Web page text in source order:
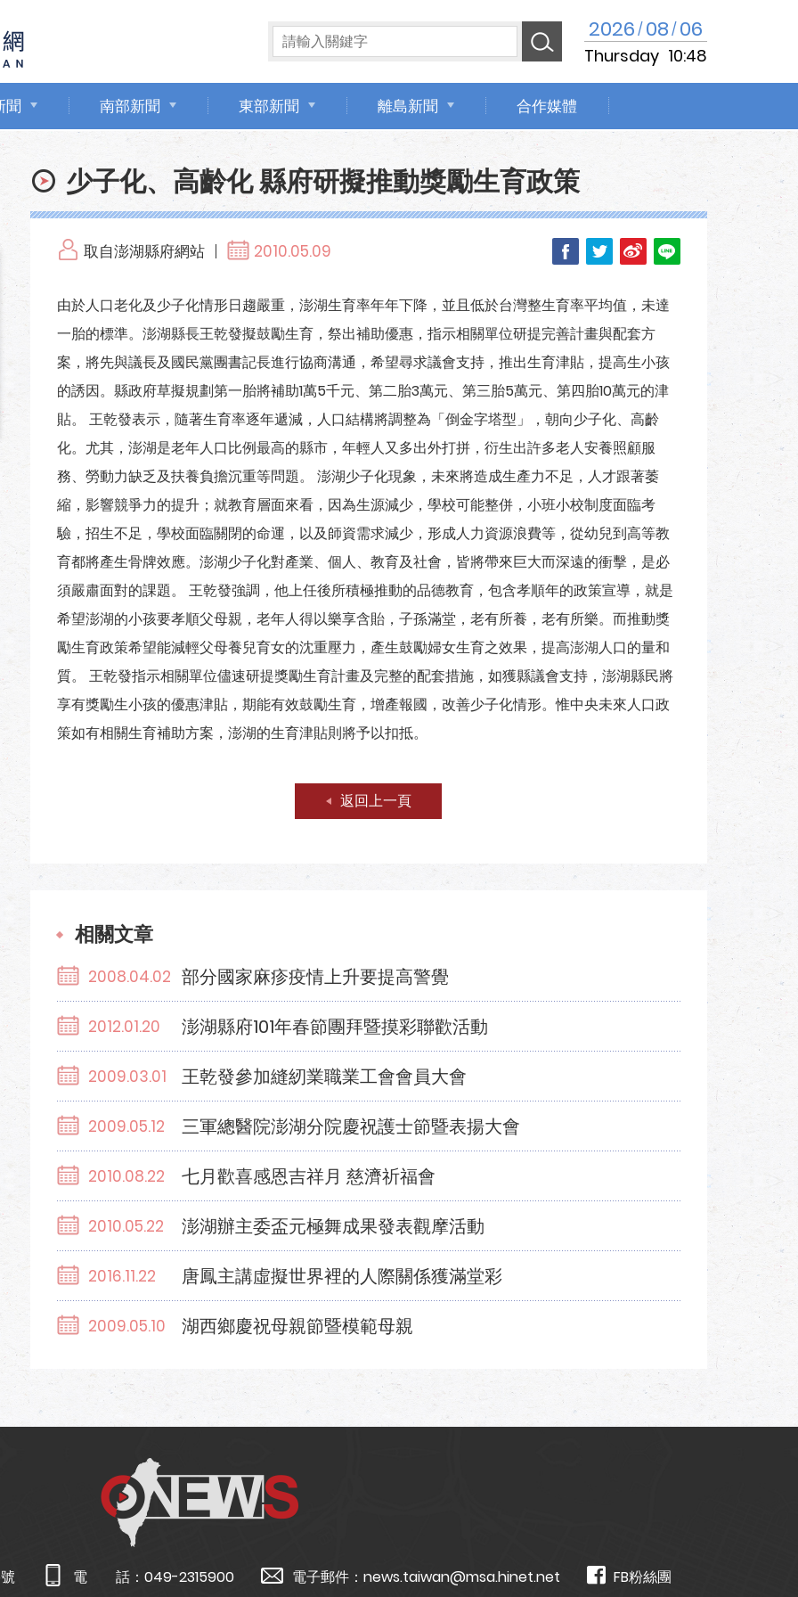
2026/08/06
Thursday 10:48
聞 南部新聞 東部新聞 離島新聞 合作媒體
少子化、高齡化 縣府研擬推動獎勵生育政策
取自澎湖縣府網站 2010.05.09
由於人口老化及少子化情形日趨嚴重，澎湖生育率年年下降，並且低於台灣整生育率平均值，未達
一胎的標準。澎湖縣長王乾發擬鼓勵生育，祭出補助優惠，指示相關單位研提完善計畫與配套方
案，將先與議長及國民黨團書記長進行協商溝通，希望尋求議會支持，推出生育津貼，提高生小孩
的誘因。縣政府草擬規劃第一胎將補助1萬5千元、第二胎3萬元、第三胎5萬元、第四胎10萬元的津
貼。 王乾發表示，隨著生育率逐年遞減，人口結構將調整為「倒金字塔型」，朝向少子化、高齡
化。尤其，澎湖是老年人口比例最高的縣市，年輕人又多出外打拼，衍生出許多老人安養照顧服
務、勞動力缺乏及扶養負擔沉重等問題。 澎湖少子化現象，未來將造成生產力不足，人才跟著萎
縮，影響競爭力的提升；就教育層面來看，因為生源減少，學校可能整併，小班小校制度面臨考
驗，招生不足，學校面臨關閉的命運，以及師資需求減少，形成人力資源浪費等，從幼兒到高等教
育都將產生骨牌效應。澎湖少子化對產業、個人、教育及社會，皆將帶來巨大而深遠的衝擊，是必
須嚴肅面對的課題。 王乾發強調，他上任後所積極推動的品德教育，包含孝順年的政策宣導，就是
希望澎湖的小孩要孝順父母親，老年人得以樂享含貽，子孫滿堂，老有所養，老有所樂。而推動獎
勵生育政策希望能減輕父母養兒育女的沈重壓力，產生鼓勵婦女生育之效果，提高澎湖人口的量和
質。 王乾發指示相關單位儘速研提獎勵生育計畫及完整的配套措施，如獲縣議會支持，澎湖縣民將
享有獎勵生小孩的優惠津貼，期能有效鼓勵生育，增產報國，改善少子化情形。惟中央未來人口政
策如有相關生育補助方案，澎湖的生育津貼則將予以扣抵。
返回上一頁
相關文章
2008.04.02 部分國家麻疹疫情上升要提高警覺
2012.01.20 澎湖縣府101年春節團拜暨摸彩聯歡活動
2009.03.01 王乾發參加縫紉業職業工會會員大會
2009.05.12 三軍總醫院澎湖分院慶祝護士節暨表揚大會
2010.08.22 七月歡喜感恩吉祥月 慈濟祈福會
2010.05.22 澎湖辦主委盃元極舞成果發表觀摩活動
2016.11.22 唐鳳主講虛擬世界裡的人際關係獲滿堂彩
2009.05.10 湖西鄉慶祝母親節暨模範母親
電 話： 049-2315900 電子郵件： news.taiwan@msa.hinet.net FB粉絲團